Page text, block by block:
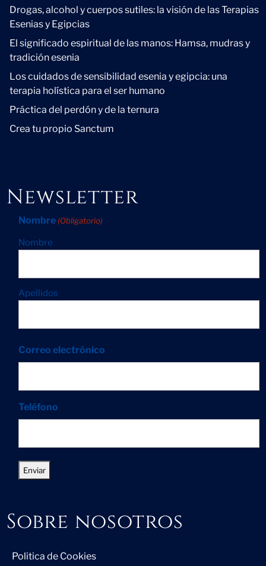
Drogas, alcohol y cuerpos sutiles: la visión de las Terapias
Esenias y Egipcias
El significado espiritual de las manos: Hamsa, mudras y
tradición esenia
Los cuidados de sensibilidad esenia y egipcia: una
terapia holística para el ser humano
Práctica del perdón y de la ternura
Crea tu propio Sanctum
Newsletter
Nombre (Obligatorio)
Nombre
Apellidos
Correo electrónico
Teléfono
Sobre nosotros
Politica de Cookies